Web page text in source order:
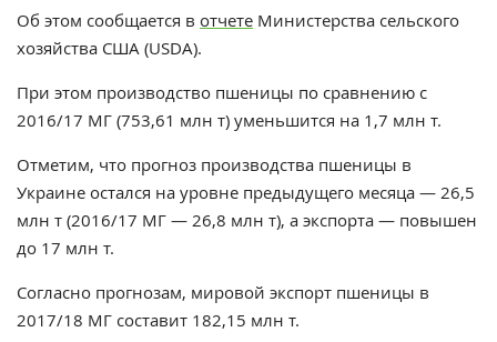
Об этом сообщается в отчете Министерства сельского
хозяйства США (USDA).
При этом производство пшеницы по сравнению с
2016/17 МГ (753,61 млн т) уменьшится на 1,7 млн т.
Отметим, что прогноз производства пшеницы в
Украине остался на уровне предыдущего месяца — 26,5
млн т (2016/17 МГ — 26,8 млн т), а экспорта — повышен
до 17 млн т.
Согласно прогнозам, мировой экспорт пшеницы в
2017/18 МГ составит 182,15 млн т.